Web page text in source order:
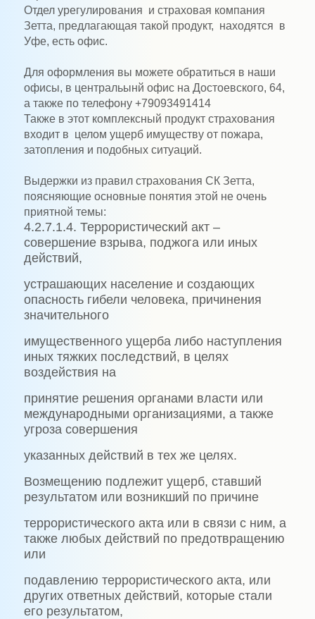
Отдел урегулирования и страховая компания
Зетта, предлагающая такой продукт, находятся в
Уфе, есть офис.
Для оформления вы можете обратиться в наши
офисы, в центральынй офис на Достоевского, 64,
а также по телефону +79093491414
Также в этот комплексный продукт страхования
входит в целом ущерб имуществу от пожара,
затопления и подобных ситуаций.
Выдержки из правил страхования СК Зетта,
поясняющие основные понятия этой не очень
приятной темы:
4.2.7.1.4. Террористический акт –
совершение взрыва, поджога или иных
действий,
устрашающих население и создающих
опасность гибели человека, причинения
значительного
имущественного ущерба либо наступления
иных тяжких последствий, в целях
воздействия на
принятие решения органами власти или
международными организациями, а также
угроза совершения
указанных действий в тех же целях.
Возмещению подлежит ущерб, ставший
результатом или возникший по причине
террористического акта или в связи с ним, а
также любых действий по предотвращению
или
подавлению террористического акта, или
других ответных действий, которые стали
его результатом,